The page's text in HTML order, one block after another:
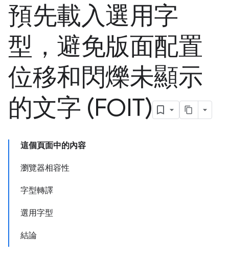
預先載入選用字
型，避免版面配置
位移和閃爍未顯示
的文字 (FOIT)
這個頁面中的內容
瀏覽器相容性
字型轉譯
選用字型
結論